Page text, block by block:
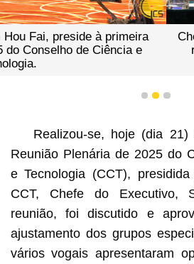
Chefe do Executivo, Sam Hou
reunião plenária de 2025 do
1 2 3
Realizou-se, hoje (dia
Reunião Plenária de 2025 do
e Tecnologia (CCT),
CCT, Chefe do Executivo,
reunião, foi discutido e
ajustamento dos grupos
vários vogais apresentaram